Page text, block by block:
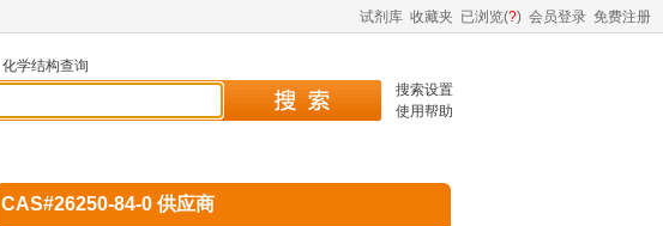
试剂库 收藏夹 已浏览(?) 会员登录 免费注册
化学结构查询
搜索设置
使用帮助
CAS#26250-84-0 供应商